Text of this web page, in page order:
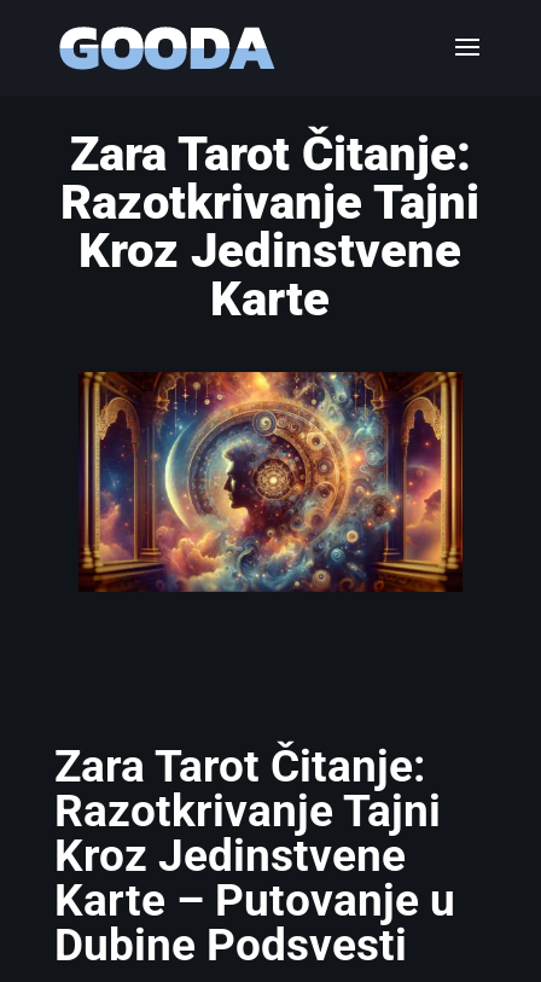
Zara Tarot Čitanje:
Razotkrivanje Tajni
Kroz Jedinstvene
Karte
Zara Tarot Čitanje:
Razotkrivanje Tajni
Kroz Jedinstvene
Karte – Putovanje u
Dubine Podsvesti